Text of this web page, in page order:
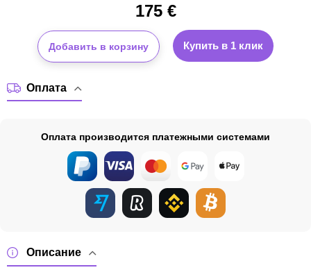
175€
Добавить в корзину Купить в 1 клик
Описание
Оплата
Оплата производится платежными системами